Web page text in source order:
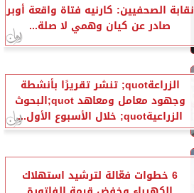
نقابة الصحفيين: كارنيه فتاة واقعة أوبر
صادر عن كيان وهمي لا صلة...
الزراعةquot; تنشر تقريرًا بأنشطة
وجهود معامل ومعاهد quot;البحوث
الزراعيةquot; خلال الأسبوع الأول...
6 خطوات فعّالة لترشيد استهلاك